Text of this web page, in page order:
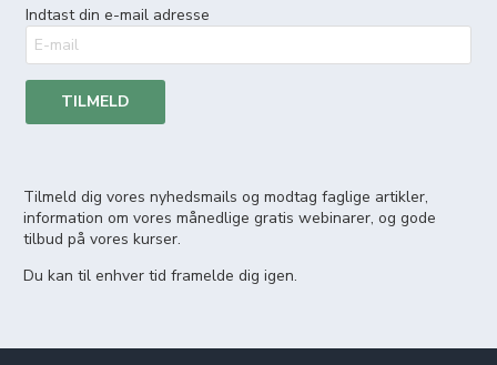
Indtast din e-mail adresse
TILMELD
Tilmeld dig vores nyhedsmails og modtag faglige artikler,
information om vores månedlige gratis webinarer, og gode
tilbud på vores kurser.
Du kan til enhver tid framelde dig igen.